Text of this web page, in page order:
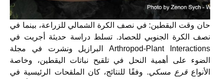
حان وقت اليقطين: في نصف الكرة الشمالي للزراعة، بينما في
نصف الكرة الجنوبي للحصاد. تسلط دراسة حديثة أجريت في
البرازيل ونشرت في مجلة Arthropod-Plant Interactions
الضوء على أهمية النحل في تلقيح نباتات اليقطين، وخاصة
الأنواعقرع مسكي. وفقًا للنتائج، كان الملقحات الرئيسية في